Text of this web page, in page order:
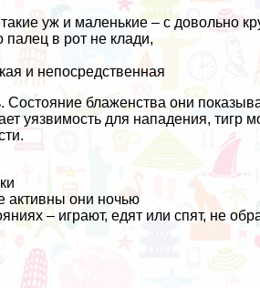
уж и маленькие – с довольно
палец в рот не клади,
и непосредственная
блаженства они
уязвимость для нападения, тигр
активны они ночью
– играют, едят или спят, не